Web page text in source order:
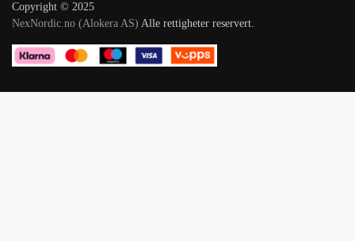
Copyright © 2025
NexNordic.no (Alokera AS) Alle rettigheter reservert.